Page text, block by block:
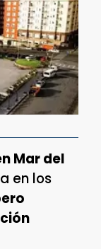
Mar del
en los